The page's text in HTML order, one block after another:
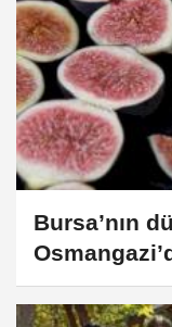
Bursa’nın